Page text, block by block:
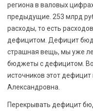
региона в валовых
предыдущие. 253 млрд
расходы, то есть
дефицитом. Дефицит
страшная вещь, мы уже
бюджеты с дефицитом.
источников этот
Александровна.
Перекрывать дефицит